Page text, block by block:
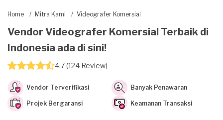
Home / Mitra Kami / Videografer Komersial
Vendor Videografer Komersial Terbaik di
Indonesia ada di sini!
4.7 (124 Review)
Vendor Terverifikasi Banyak Penawaran
Projek Bergaransi Keamanan Transaksi